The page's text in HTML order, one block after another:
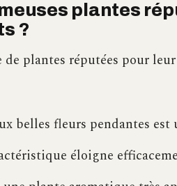
plantes
?
plantes réputées pour leur
belles fleurs pendantes
éloigne